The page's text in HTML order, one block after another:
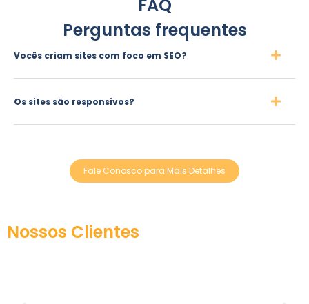
FAQ
Perguntas frequentes
Vocês criam sites com foco em SEO?
Os sites são responsivos?
Fale Conosco para Mais Detalhes
Nossos Clientes